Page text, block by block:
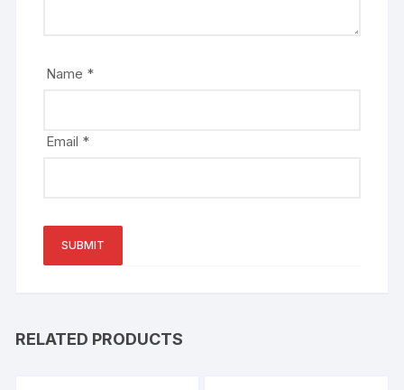
Name *
Email *
RELATED PRODUCTS